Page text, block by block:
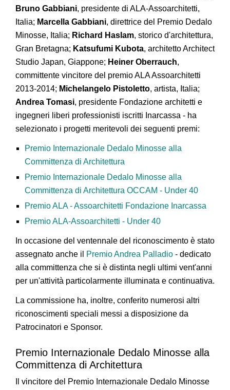
Bruno Gabbiani, presidente di ALA-Assoarchitetti,
Italia; Marcella Gabbiani, direttrice del Premio Dedalo
Minosse, Italia; Richard Haslam, storico d'architettura,
Gran Bretagna; Katsufumi Kubota, architetto Architect
Studio Japan, Giappone; Heiner Oberrauch,
committente vincitore del premio ALA Assoarchitetti
2013-2014; Michelangelo Pistoletto, artista, Italia;
Andrea Tomasi, presidente Fondazione architetti e
ingegneri liberi professionisti iscritti Inarcassa - ha
selezionato i progetti meritevoli dei seguenti premi:
Premio Internazionale Dedalo Minosse alla
Committenza di Architettura
Premio Internazionale Dedalo Minosse alla
Committenza di Architettura OCCAM - Under 40
Premio ALA - Assoarchitetti Fondazione Inarcassa
Premio ALA-Assoarchitetti - Under 40
In occasione del ventennale del riconoscimento è stato
assegnato anche il
Premio Andrea Palladio - dedicato
alla committenza che si è distinta negli ultimi vent'anni
per un'attività particolarmente illuminata e continuativa.
La commissione ha, inoltre, conferito numerosi altri
riconoscimenti speciali messi a disposizione da
Patrocinatori e Sponsor.
Premio Internazionale Dedalo Minosse alla
Committenza di Architettura
Il vincitore del Premio Internazionale Dedalo Minosse